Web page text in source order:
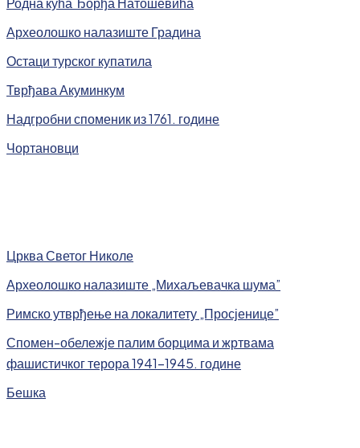
Археолошко налазиште Градина
Остаци турског купатила
Тврђава Акуминкум
Надгробни споменик из 1761. године
Чортановци
Црква Светог Николе
Археолошко налазиште „Михаљевачка шума”
Римско утврђење на локалитету „Просјенице”
Спомен-обележје палим борцима и жртвама
фашистичког терора 1941-1945. године
Бешка